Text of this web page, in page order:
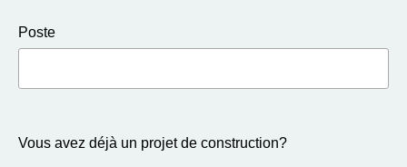
Poste
Vous avez déjà un projet de construction?